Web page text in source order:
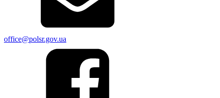
office@polsr.gov.ua